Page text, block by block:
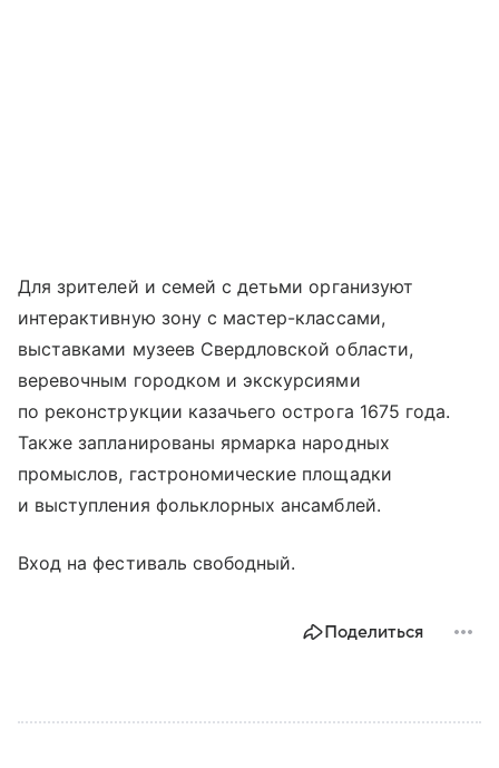
Для зрителей и семей с детьми организуют
интерактивную зону с мастер-классами,
выставками музеев Свердловской области,
веревочным городком и экскурсиями
по реконструкции казачьего острога 1675 года.
Также запланированы ярмарка народных
промыслов, гастрономические площадки
и выступления фольклорных ансамблей.
Вход на фестиваль свободный.
Поделиться